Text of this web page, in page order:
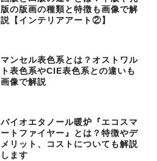
版の版画の種類と特徴も画像で解
説【インテリアアート②】
マンセル表色系とは？オストワル
ト表色系やCIE表色系との違いも
画像で解説
バイオエタノール暖炉『エコスマ
ートファイヤー』とは？特徴やデ
メリット、コストについても解説
します